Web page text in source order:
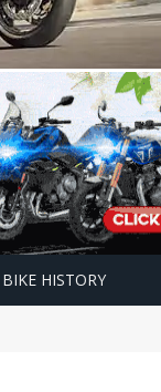
BIKE HISTORY